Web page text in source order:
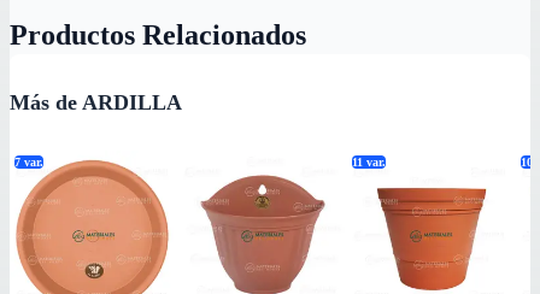
Productos Relacionados
Más de ARDILLA
7 var. 11 var. 10